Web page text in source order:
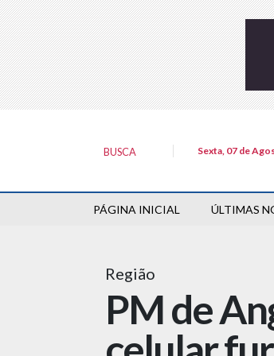
BUSCA Sexta, 07 de
PÁGINA INICIAL ÚLTIMAS
Região
PM de